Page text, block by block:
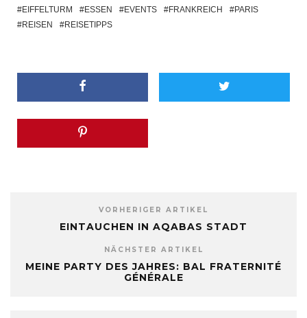
EIFFELTURM ESSEN EVENTS FRANKREICH
PARIS
REISEN
REISETIPPS
VORHERIGER ARTIKEL
EINTAUCHEN IN AQABAS STADT
NÄCHSTER ARTIKEL
MEINE PARTY DES JAHRES: BAL FRATERNITÉ
GÉNÉRALE